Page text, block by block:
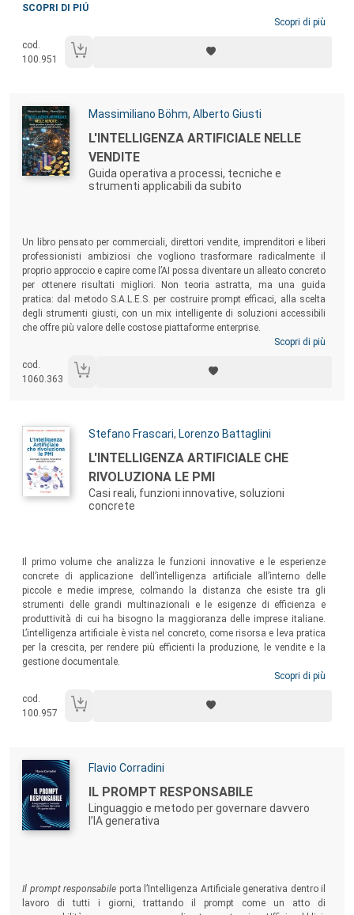
SCOPRI DI PIÚ
Scopri di più
cod.
100.951
Autori:
Massimiliano Böhm, Alberto Giusti
Titolo:
L'INTELLIGENZA ARTIFICIALE NELLE
VENDITE
Guida operativa a processi, tecniche e
strumenti applicabili da subito
Un libro pensato per commerciali, direttori vendite, imprenditori e liberi
professionisti ambiziosi che vogliono trasformare radicalmente il
proprio approccio e capire come l’AI possa diventare un alleato concreto
per ottenere risultati migliori. Non teoria astratta, ma una guida
pratica: dal metodo S.A.L.E.S. per costruire prompt efficaci, alla scelta
degli strumenti giusti, con un mix intelligente di soluzioni accessibili
che offre più valore delle costose piattaforme enterprise.
Scopri di più
cod.
1060.363
Autori:
Stefano Frascari, Lorenzo Battaglini
Titolo:
L'INTELLIGENZA ARTIFICIALE CHE
RIVOLUZIONA LE PMI
Casi reali, funzioni innovative, soluzioni
concrete
Il primo volume che analizza le funzioni innovative e le esperienze
concrete di applicazione dell’intelligenza artificiale all’interno delle
piccole e medie imprese, colmando la distanza che esiste tra gli
strumenti delle grandi multinazionali e le esigenze di efficienza e
produttività di cui ha bisogno la maggioranza delle imprese italiane.
L’intelligenza artificiale è vista nel concreto, come risorsa e leva pratica
per la crescita, per rendere più efficienti la produzione, le vendite e la
gestione documentale.
Scopri di più
cod.
100.957
Autori:
Flavio Corradini
Titolo:
IL PROMPT RESPONSABILE
Linguaggio e metodo per governare davvero
l’IA generativa
Il prompt responsabile porta l’Intelligenza Artificiale generativa dentro il
lavoro di tutti i giorni, trattando il prompt come un atto di